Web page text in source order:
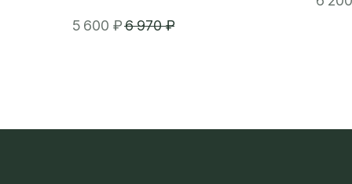
5 600 ₽6 970 ₽